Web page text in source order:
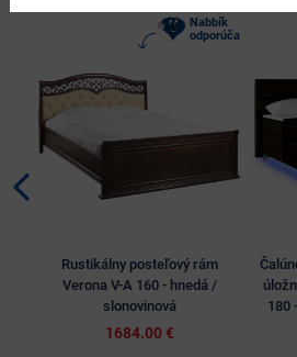
Nabbík
odporúča
Rustikálny posteľový rám
Verona V-A 160 - hnedá /
slonovinová
1684.00 €
180